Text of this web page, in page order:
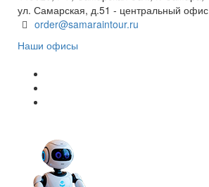
ул. Самарская, д.51 - центральный офис
order@samaraintour.ru
Наши офисы